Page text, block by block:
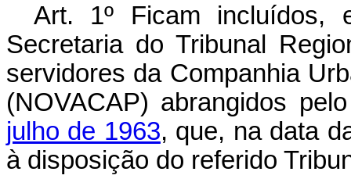
Art. 1º Ficam incluídos,
Secretaria do Tribunal
servidores da Companhia
(NOVACAP) abrangidos
julho de 1963, que, na data
à disposição do referido